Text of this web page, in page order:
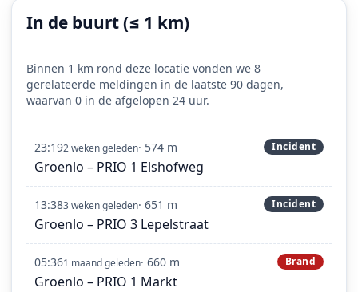
In de buurt (≤ 1 km)
Binnen 1 km rond deze locatie vonden we 8
gerelateerde meldingen in de laatste 90 dagen,
waarvan 0 in de afgelopen 24 uur.
23:192 weken geleden· 574 m Incident
Groenlo – PRIO 1 Elshofweg
13:383 weken geleden· 651 m Incident
Groenlo – PRIO 3 Lepelstraat
05:361 maand geleden· 660 m Brand
Groenlo – PRIO 1 Markt